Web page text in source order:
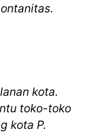
kota.
toko-toko
kota P.